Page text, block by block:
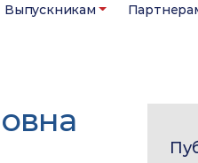
Выпускникам